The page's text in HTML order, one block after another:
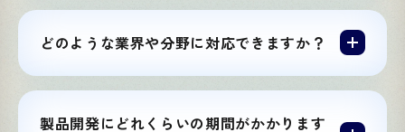
どのような業界や分野に対応できますか？
製品開発にどれくらいの期間がかかります